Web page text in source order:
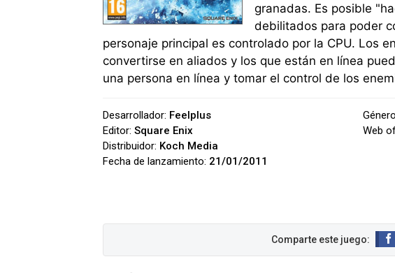
granadas. Es posible
debilitados para poder
personaje principal es controlado por la CPU. Los
convertirse en aliados y los que están en línea
una persona en línea y tomar el control de los
Desarrollador: Feelplus
Editor: Square Enix
Distribuidor: Koch Media
Fecha de lanzamiento: 21/01/2011
Web